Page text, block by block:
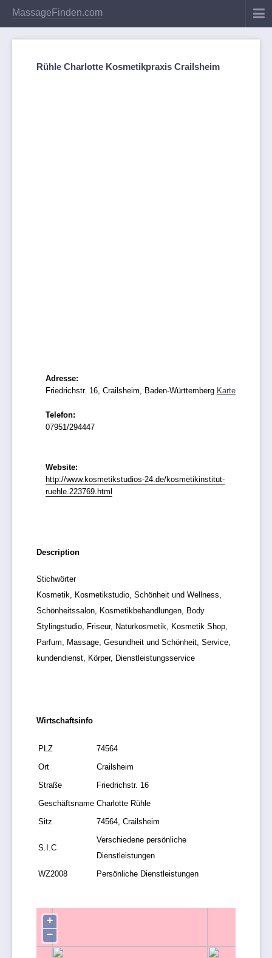
MassageFinden.com
Rühle Charlotte Kosmetikpraxis Crailsheim
Adresse:
Friedrichstr. 16, Crailsheim, Baden-Württemberg Karte
Telefon:
07951/294447
Website:
http://www.kosmetikstudios-24.de/kosmetikinstitut-
ruehle.223769.html
Description
Stichwörter
Kosmetik, Kosmetikstudio, Schönheit und Wellness,
Schönheitssalon, Kosmetikbehandlungen, Body
Stylingstudio, Friseur, Naturkosmetik, Kosmetik Shop,
Parfum, Massage, Gesundheit und Schönheit, Service,
kundendienst, Körper, Dienstleistungsservice
Wirtschaftsinfo
PLZ
74564
Ort
Crailsheim
Straße
Friedrichstr. 16
Geschäftsname Charlotte Rühle
Sitz
74564, Crailsheim
S.I.C
Verschiedene persönliche
Dienstleistungen
WZ2008
Persönliche Dienstleistungen
+
−